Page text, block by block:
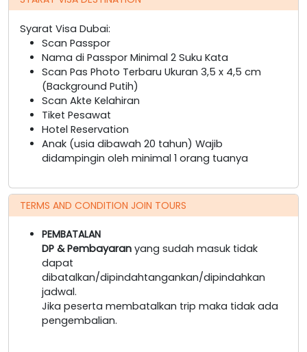
Syarat Visa Dubai:
Scan Passpor
Nama di Passpor Minimal 2 Suku Kata
Scan Pas Photo Terbaru Ukuran 3,5 x 4,5 cm
(Background Putih)
Scan Akte Kelahiran
Tiket Pesawat
Hotel Reservation
Anak (usia dibawah 20 tahun) Wajib
didampingin oleh minimal 1 orang tuanya
TERMS AND CONDITION JOIN TOURS
PEMBATALAN
DP & Pembayaran yang sudah masuk tidak
dapat
dibatalkan/dipindahtangankan/dipindahkan
jadwal.
Jika peserta membatalkan trip maka tidak ada
pengembalian.